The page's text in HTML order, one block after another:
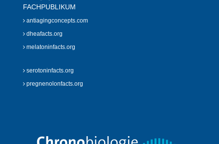
FACHPUBLIKUM
antiagingconcepts.com
dheafacts.org
melatoninfacts.org
serotoninfacts.org
pregnenolonfacts.org